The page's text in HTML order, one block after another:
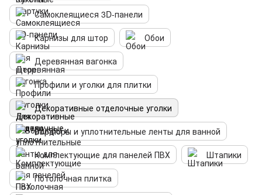
Самоклеящиеся 3D-панели
Карнизы для штор
Обои
Деревянная вагонка
Профили и уголки для плитки
Декоративные отделочные уголки
Бордюры и уплотнительные ленты для ванной
Комплектующие для панелей ПВХ
Штапики
Потолочная плитка